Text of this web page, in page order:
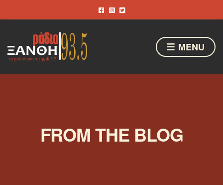
MENU
FROM THE BLOG